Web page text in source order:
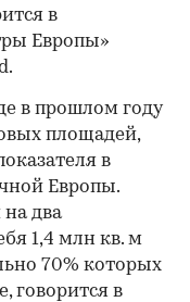
в
Европы»
в прошлом году
площадей,
в
Европы.
на два
1,4 млн кв. м
70% которых
говорится в